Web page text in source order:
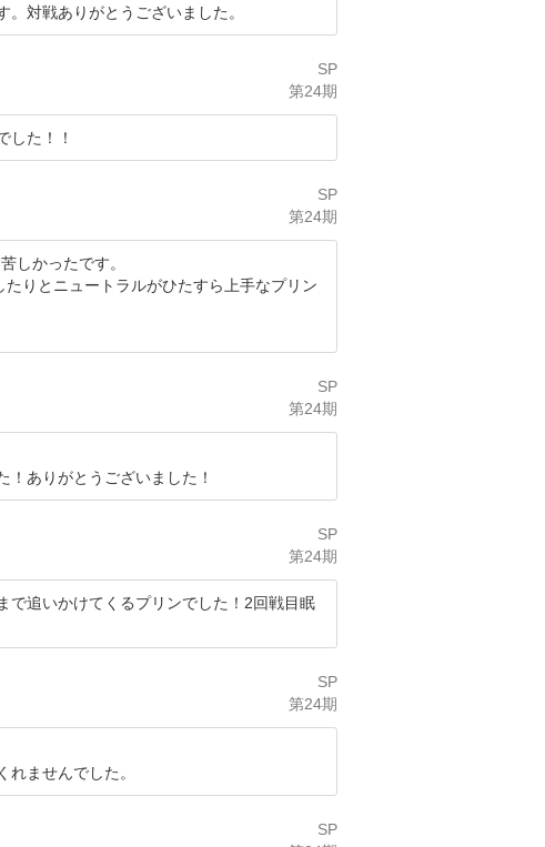
対戦ありがとうございました。
SP
第24期
した！！
SP
第24期
しかったです。
りとニュートラルがひたすら上手なプリン
SP
第24期
ありがとうございました！
SP
第24期
で追いかけてくるプリンでした！2回戦目眠
SP
第24期
ませんでした。
SP